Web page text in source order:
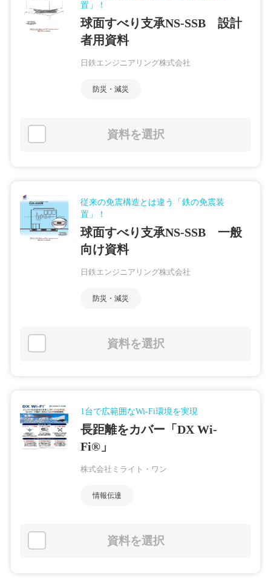
置」！
球面すべり支承NS-SSB 設計
者用資料
日鉄エンジニアリング株式会社
防災・減災
資料を選択
従来の免震構造とは違う「鉄の免震装
置」！
球面すべり支承NS-SSB 一般
向け資料
日鉄エンジニアリング株式会社
防災・減災
資料を選択
1台で広範囲なWi-Fi環境を実現
長距離をカバー「DX Wi-
Fi®」
株式会社ミライト・ワン
情報伝達
資料を選択